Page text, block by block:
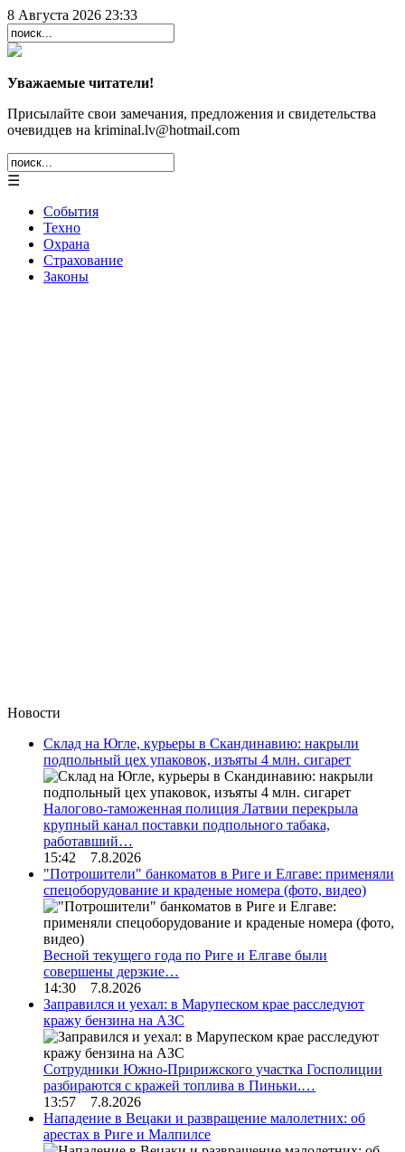
8 Августа 2026 23:33
Уважаемые читатели!
Присылайте свои замечания, предложения и свидетельства
очевидцев на kriminal.lv@hotmail.com
☰
События
Техно
Охрана
Страхование
Законы
Новости
Склад на Югле, курьеры в Скандинавию: накрыли
подпольный цех упаковок, изъяты 4 млн. сигарет
Налогово-таможенная полиция Латвии перекрыла
крупный канал поставки подпольного табака,
работавший…
15:42 7.8.2026
"Потрошители" банкоматов в Риге и Елгаве: применяли
спецоборудование и краденые номера (фото, видео)
Весной текущего года по Риге и Елгаве были
совершены дерзкие…
14:30 7.8.2026
Заправился и уехал: в Марупеском крае расследуют
кражу бензина на АЗС
Сотрудники Южно-Пририжского участка Госполиции
разбираются с кражей топлива в Пиньки.…
13:57 7.8.2026
Нападение в Вецаки и развращение малолетних: об
арестах в Риге и Малпилсе